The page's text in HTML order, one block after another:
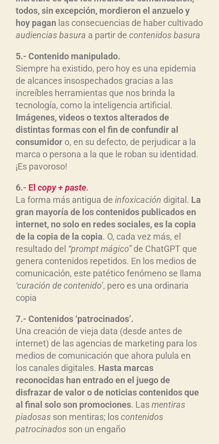
todos, sin excepción, mordieron el anzuelo y
hoy pagan las consecuencias de haber cultivado
audiencias basura a partir de contenidos basura
5.- Contenido manipulado.
Siempre ha existido, pero hoy es una epidemia
de alcances insospechados gracias a las
increíbles herramientas que nos brinda la
tecnología, como la inteligencia artificial.
Imágenes, videos o textos alterados de
distintas formas con el fin de confundir al
consumidor o, en su defecto, de perjudicar a la
marca o persona a la que le roban su identidad.
¡Es pavoroso!
6.- El copy + paste.
La forma más antigua de infoxicación digital. La
gran mayoría de los contenidos publicados en
internet, no solo en redes sociales, es la copia
de la copia de la copia. O, cada vez más, el
resultado del “prompt mágico”de ChatGPT que
genera contenidos repetidos. En los medios de
comunicación, este patético fenómeno se llama
‘curación de contenido’, pero es una ordinaria
copia
7.- Contenidos ‘patrocinados’.
Una creación de vieja data (desde antes de
internet) de las agencias de marketing para los
medios de comunicación que ahora pulula en
los canales digitales. Hasta marcas
reconocidas han entrado en el juego de
disfrazar de valor o de noticias contenidos que
al final solo son promociones. Lasmentiras
piadosas son mentiras; loscontenidos
patrocinados son un engaño